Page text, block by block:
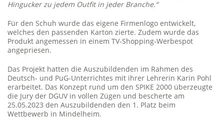
Hingucker zu jedem Outfit in jeder Branche.“
Für den Schuh wurde das eigene Firmenlogo entwickelt,
welches den passenden Karton zierte. Zudem wurde das
Produkt angemessen in einem TV-Shopping-Werbespot
angepriesen.
Das Projekt hatten die Auszubildenden im Rahmen des
Deutsch- und PuG-Unterrichtes mit ihrer Lehrerin Karin Pohl
erarbeitet. Das Konzept rund um den SPIKE 2000 überzeugte
die Jury der DGUV in vollen Zügen und bescherte am
25.05.2023 den Auszubildenden den 1. Platz beim
Wettbewerb in Mindelheim.